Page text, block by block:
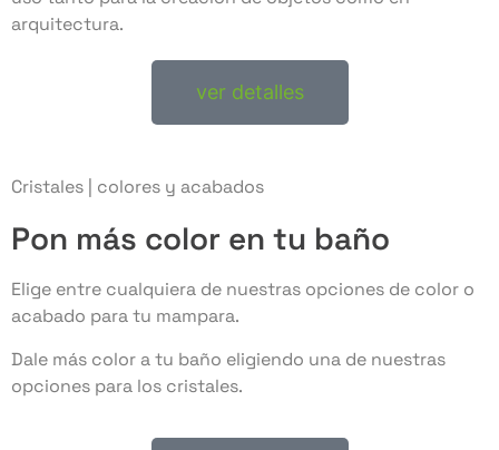
arquitectura.
ver detalles
Cristales | colores y acabados
Pon más color en tu baño
Elige entre cualquiera de nuestras opciones de color o
acabado para tu mampara.
Dale más color a tu baño eligiendo una de nuestras
opciones para los cristales.